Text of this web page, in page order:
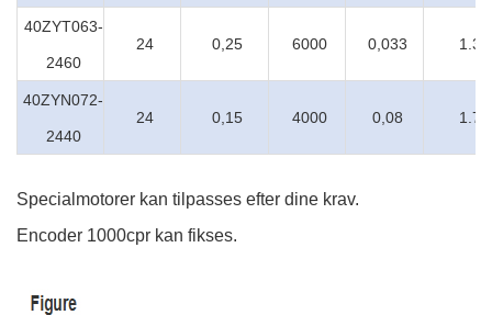
40ZYT063-
2460
24 0,25 6000 0,033 1.3
40ZYN072-
2440
24 0,15 4000 0,08 1.7
Specialmotorer kan tilpasses efter dine krav.
Encoder 1000cpr kan fikses.